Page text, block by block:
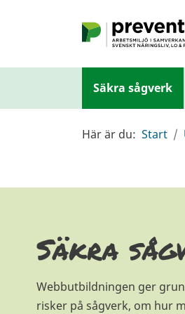
Hoppa till huvudinnehållet
Säkra sågverk
Här är du: Start
Säkra
Webbutbildningen ger
risker på sågverk, om hur